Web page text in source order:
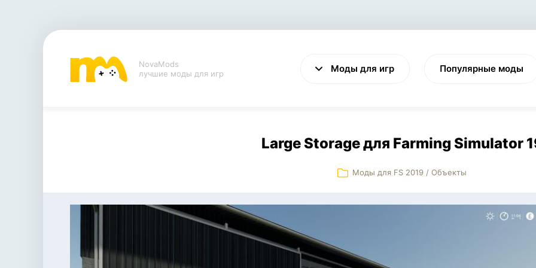
NovaMods
лучшие моды для игр
Моды для игр
VALHEIM CYBERPUNK 2077
Популярные моды
Large Storage для Farming Simulator
Моды для FS 2019 / Объекты